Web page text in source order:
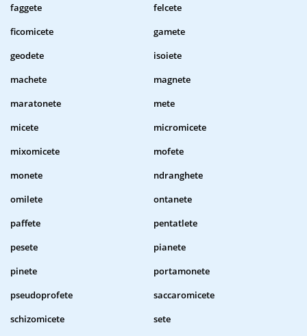
faggete
felcete
ficomicete
gamete
geodete
isoiete
machete
magnete
maratonete
mete
micete
micromicete
mixomicete
mofete
monete
ndranghete
omilete
ontanete
paffete
pentatlete
pesete
pianete
pinete
portamonete
pseudoprofete
saccaromicete
schizomicete
sete